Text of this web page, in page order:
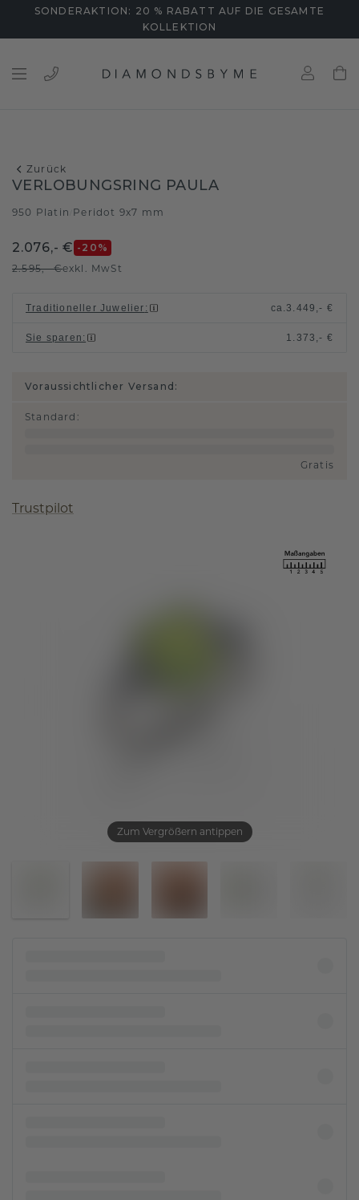
SONDERAKTION: 20 % RABATT AUF DIE GESAMTE
KOLLEKTION
Zurück
Zum Vergrößern antippen
VERLOBUNGSRING PAULA
950 Platin Peridot 9x7 mm
2.076,- € -20 %
2.595,- €exkl. MwSt
Traditioneller Juwelier : ca.3.449,- €
Sie sparen : 1.373,- €
Voraussichtlicher Versand:
Standard :
Gratis
Trustpilot